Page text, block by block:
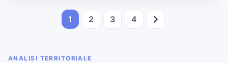
1 2 3 4
ANALISI TERRITORIALE